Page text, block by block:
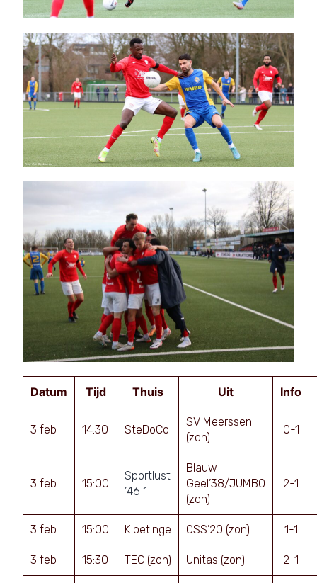
Datum Tijd Thuis Uit Info
3 feb 14:30 SteDoCo
SV Meerssen
(zon)
0-1
3 feb 15:00
Sportlust
’46 1
Blauw
Geel’38/JUMBO
(zon)
2-1
3 feb 15:00 Kloetinge OSS’20 (zon) 1-1
3 feb 15:30 TEC (zon) Unitas (zon) 2-1